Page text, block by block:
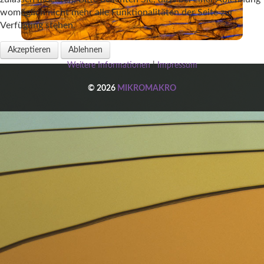
© 2026 MIKROMAKRO
womöglich nicht mehr alle Funktionalitäten der Seite zur
Verfügung stehen.
Akzeptieren
Ablehnen
Weitere Informationen|Impressum